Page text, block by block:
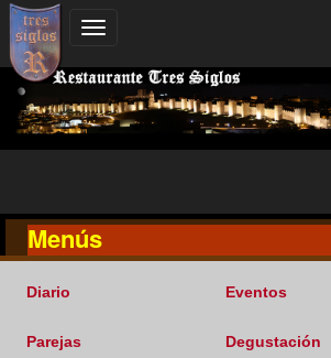
Menús
Diario Eventos
Parejas Degustación